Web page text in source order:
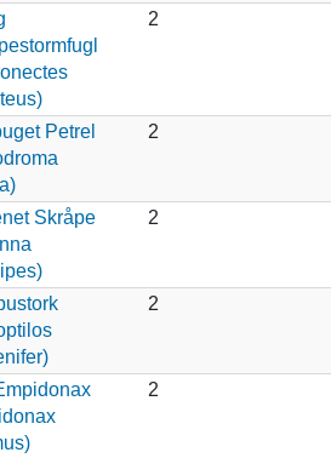
2
Petrel
2
Skråpe
2
2
2